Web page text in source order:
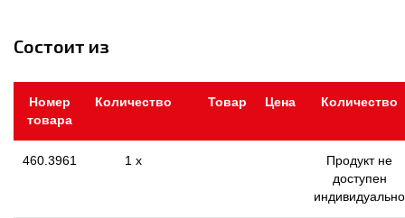
Состоит из
Номер
товара
Количество Товар Цена Количество
460.3961 1 x
Продукт не
доступен
индивидуально